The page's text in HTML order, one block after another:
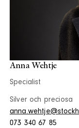
Anna Wehtje
Specialist
Silver och preciosa
073 340 67 85